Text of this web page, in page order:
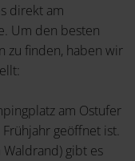
direkt am
Um den besten
zu finden, haben wir
am Ostufer
geöffnet ist.
gibt es